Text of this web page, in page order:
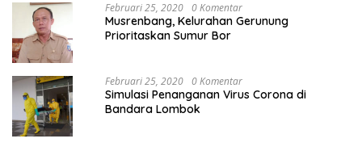
Februari 25, 2020 0 Komentar
Musrenbang, Kelurahan Gerunung
Prioritaskan Sumur Bor
Februari 25, 2020 0 Komentar
Simulasi Penanganan Virus Corona di
Bandara Lombok